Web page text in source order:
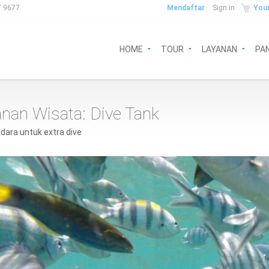
9677 Mendaftar Sign in
HOME TOUR LAYANAN
Wisata: Dive Tank
untuk extra dive